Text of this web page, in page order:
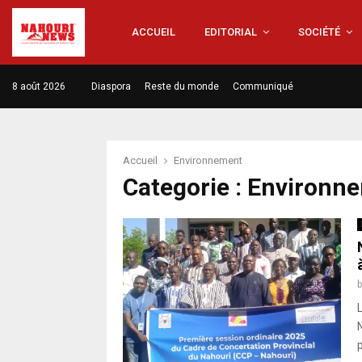
ACCUEIL EDITORIAL SOCIÉTÉ
8 août 2026 Diaspora Reste du monde Communiqué
Accueil Environnement
Categorie :